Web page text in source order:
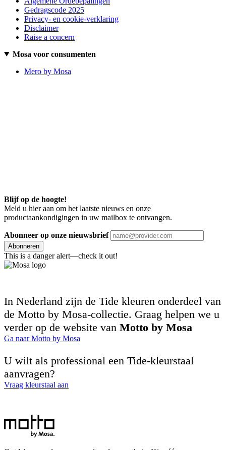
Gedragscode 2025
Privacy- en cookie-verklaring
Disclaimer
Raise a concern
Mosa voor consumenten
Mero by Mosa
Blijf op de hoogte!
Meld u hier aan om het laatste nieuws en onze
productaankondigingen in uw mailbox te ontvangen.
Abonneer op onze nieuwsbrief
Abonneren
This is a danger alert—check it out!
In Nederland zijn de Tide kleuren onderdeel van
de Motto by Mosa-collectie. Graag helpen we u
verder op de website van Motto by Mosa
Ga naar Motto by Mosa
U wilt als professional een Tide-kleurstaal
aanvragen?
Vraag kleurstaal aan